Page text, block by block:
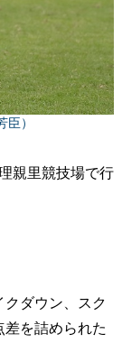
）
親里競技場で行
ダウン、スク
を詰められた